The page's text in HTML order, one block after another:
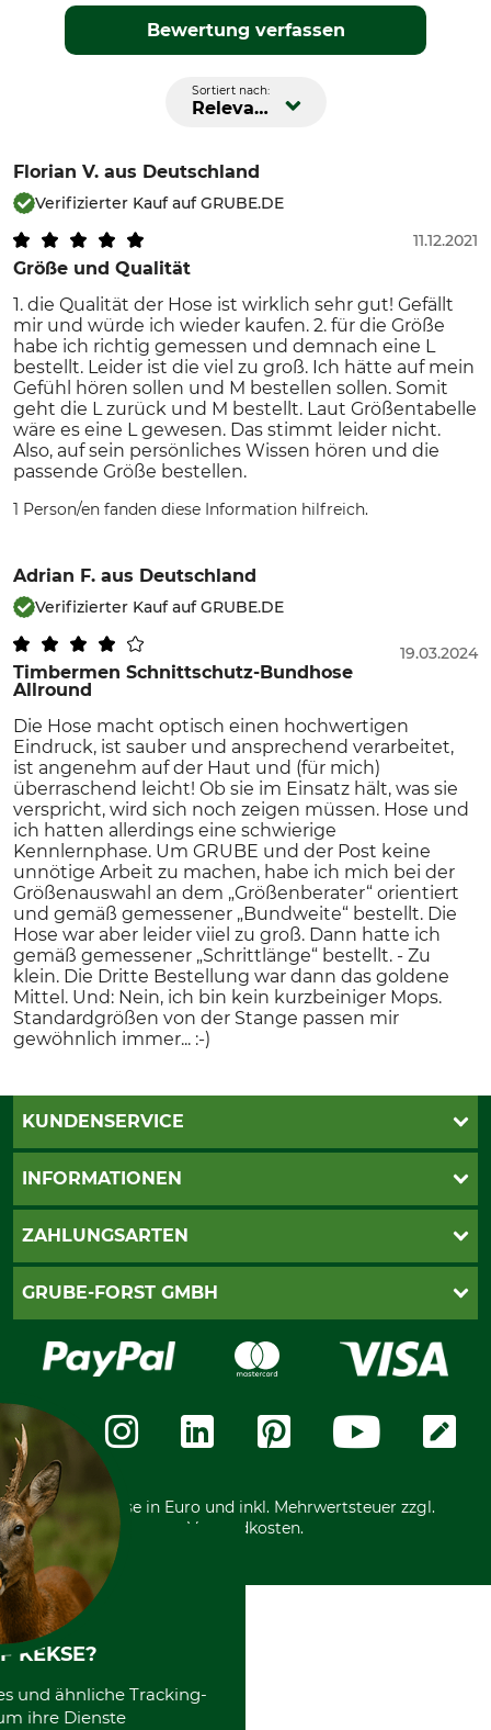
Bewertung verfassen
Sortiert nach:
Relevanz
Florian V. aus Deutschland
Verifizierter Kauf auf GRUBE.DE
Größe und Qualität
11.12.2021
1. die Qualität der Hose ist wirklich sehr gut! Gefällt
mir und würde ich wieder kaufen. 2. für die Größe
habe ich richtig gemessen und demnach eine L
bestellt. Leider ist die viel zu groß. Ich hätte auf mein
Gefühl hören sollen und M bestellen sollen. Somit
geht die L zurück und M bestellt. Laut Größentabelle
wäre es eine L gewesen. Das stimmt leider nicht.
Also, auf sein persönliches Wissen hören und die
passende Größe bestellen.
1 Person/en fanden diese Information hilfreich.
Adrian F. aus Deutschland
Verifizierter Kauf auf GRUBE.DE
Timbermen Schnittschutz-Bundhose
Allround
19.03.2024
Die Hose macht optisch einen hochwertigen
Eindruck, ist sauber und ansprechend verarbeitet,
ist angenehm auf der Haut und (für mich)
überraschend leicht! Ob sie im Einsatz hält, was sie
verspricht, wird sich noch zeigen müssen. Hose und
ich hatten allerdings eine schwierige
Kennlernphase. Um GRUBE und der Post keine
unnötige Arbeit zu machen, habe ich mich bei der
Größenauswahl an dem „Größenberater“ orientiert
und gemäß gemessener „Bundweite“ bestellt. Die
Hose war aber leider viiel zu groß. Dann hatte ich
gemäß gemessener „Schrittlänge“ bestellt. - Zu
klein. Die Dritte Bestellung war dann das goldene
Mittel. Und: Nein, ich bin kein kurzbeiniger Mops.
Standardgrößen von der Stange passen mir
gewöhnlich immer... :-)
KUNDENSERVICE
Katalogbestellung
INFORMATIONEN
AGB
Widerrufsformular
Zahlungsarten
ZAHLUNGSARTEN
PayPal
Vorkasse
GRUBE-FORST GMBH
Karriere
Über uns
Community
International
*Alle Preise in Euro und inkl. Mehrwertsteuer zzgl.
Versandkosten.
KEKSE?
und ähnliche Tracking-
ihre Dienste